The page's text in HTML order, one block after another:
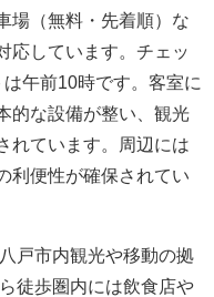
場（無料・先着順）な
応しています。チェッ
午前10時です。客室に
的な設備が整い、観光
れています。周辺には
利便性が確保されてい
戸市内観光や移動の拠
徒歩圏内には飲食店や